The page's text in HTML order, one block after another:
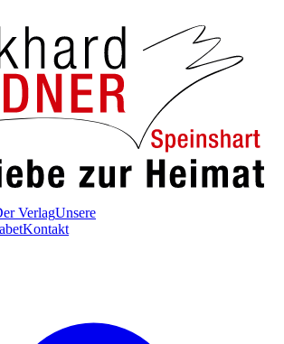
VerlagUnsere
Kontakt